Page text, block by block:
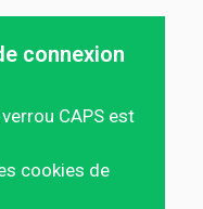
connexion
CAPS est
cookies de